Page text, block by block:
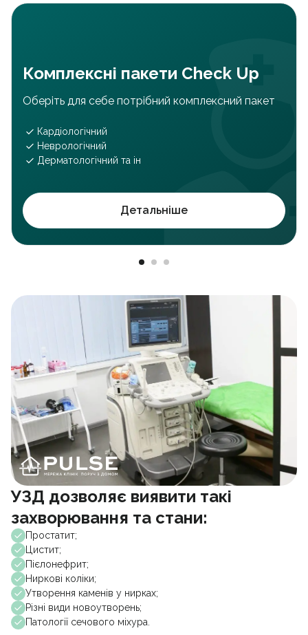
Комплексні пакети Check Up
Оберіть для себе потрібний комплексний пакет
Кардіологічний
Неврологічний
Дерматологічний та ін
Детальніше
УЗД дозволяє виявити такі
захворювання та стани:
Простатит;
Цистит;
Пієлонефрит;
Ниркові коліки;
Утворення каменів у нирках;
Різні види новоутворень;
Патології сечового міхура.